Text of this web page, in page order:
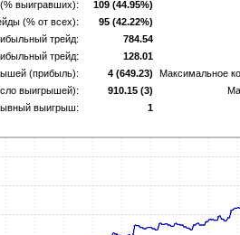
выигравших): 109 (44.95%)
(% от всех): 95 (42.22%)
трейд:
784.54
трейд:
128.01
(прибыль):
4 (649.23) Максимальное
выигрышей):
910.15 (3)
выигрыш:
1